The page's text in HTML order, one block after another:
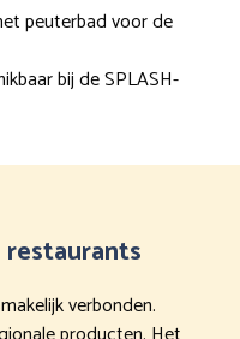
peuterbad voor de
bij de SPLASH-
verbonden.